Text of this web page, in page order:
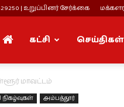
| உறுப்பினர் சேர்க்கை
கட்சி செய்திகள்
மாவட்டம்
அம்பத்தூர்